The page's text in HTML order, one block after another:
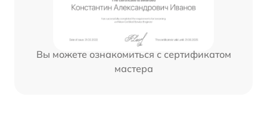
Вы можете ознакомиться с сертификатом
мастера